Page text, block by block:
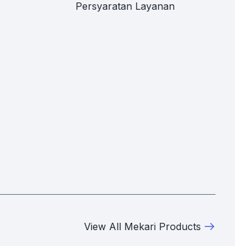
Persyaratan Layanan
View All Mekari Products